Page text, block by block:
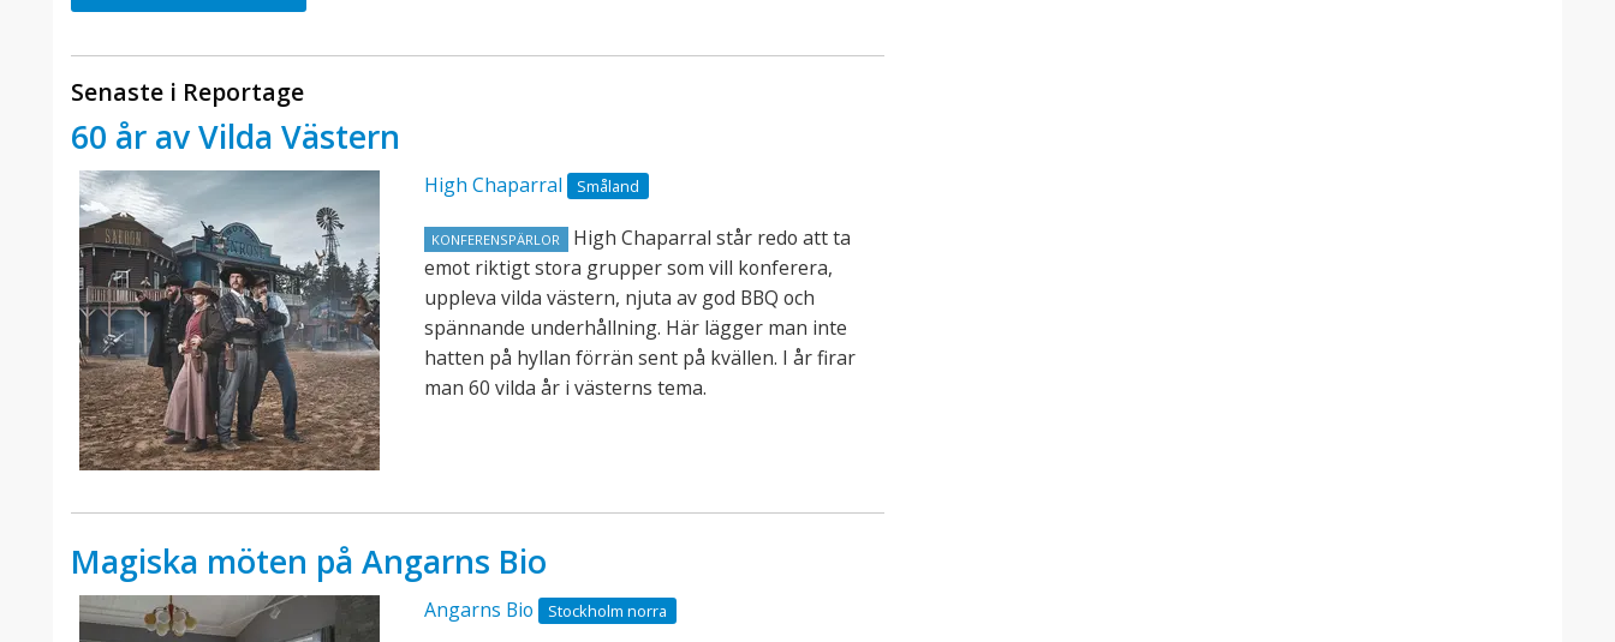
Senaste i Reportage
60 år av Vilda Västern
High Chaparral Småland
KONFERENSPÄRLOR
High Chaparral står redo att ta
emot riktigt stora grupper som vill konferera,
uppleva vilda västern, njuta av god BBQ och
spännande underhållning. Här lägger man inte
hatten på hyllan förrän sent på kvällen. I år firar
man 60 vilda år i västerns tema.
Magiska möten på Angarns Bio
Angarns Bio Stockholm norra